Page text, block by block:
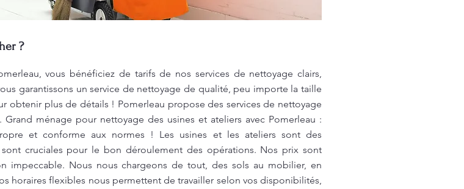
?
vous bénéficiez de tarifs de nos services de nettoyage clairs,
garantissons un service de nettoyage de qualité, peu importe la taille
obtenir plus de détails ! Pomerleau propose des services de nettoyage
ménage pour nettoyage des usines et ateliers avec Pomerleau :
et conforme aux normes ! Les usines et les ateliers sont des
cruciales pour le bon déroulement des opérations. Nos prix sont
impeccable. Nous nous chargeons de tout, des sols au mobilier, en
horaires flexibles nous permettent de travailler selon vos disponibilités,